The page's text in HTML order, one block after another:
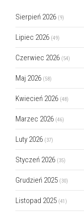
Sierpień 2026 (9)
Lipiec 2026 (49)
Czerwiec 2026 (54)
Maj 2026 (58)
Kwiecień 2026 (48)
Marzec 2026 (46)
Luty 2026 (37)
Styczeń 2026 (35)
Grudzień 2025 (30)
Listopad 2025 (41)